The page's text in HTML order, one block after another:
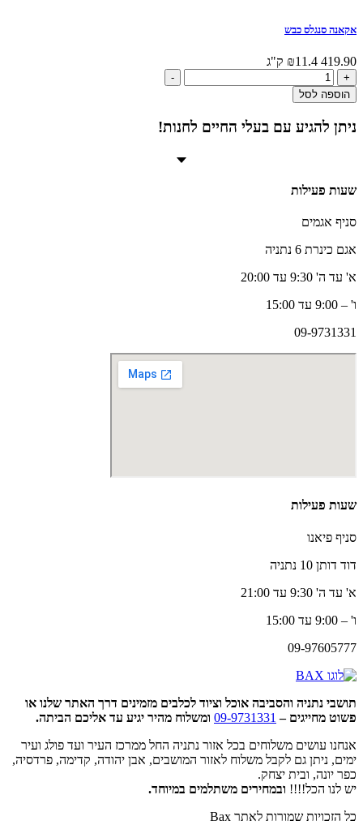
אקאנה סנגלס כבש
419.90
₪11.4 ק"ג
+
כמות
של
אקאנה
סנגלס
כבש
-
הוספה לסל
ניתן להגיע עם בעלי החיים לחנות!
שעות פעילות
סניף אגמים
אגם כינרת 6 נתניה
א' עד ה' 9:30 עד 20:00
ו' – 9:00 עד 15:00
09-9731331
שעות פעילות
סניף פיאנו
דוד דותן 10 נתניה
א' עד ה' 9:30 עד 21:00
ו' – 9:00 עד 15:00
09-97605777
תושבי נתניה והסביבה אוכל וציוד לכלבים מזמינים דרך האתר שלנו או
פשוט מחייגים – 09-9731331 ומשלוח מהיר יגיע עד אליכם הביתה.
אנחנו עושים משלוחים בכל אזור נתניה החל ממרכז העיר ועד פולג ועיר
ימים, ניתן גם לקבל משלוח לאזור המושבים, אבן יהודה, קדימה, פרדסיה,
כפר יונה, ובית יצחק.
יש לנו הכל!!!! ובמחירים משתלמים במיוחד.
כל הזכויות שמורות לאתר Bax